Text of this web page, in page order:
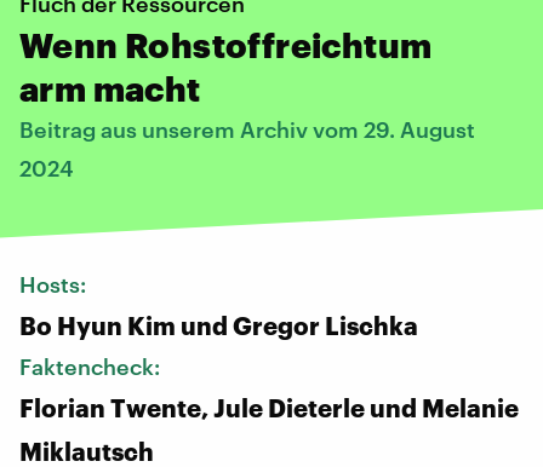
Wenn Rohstoffreichtum
arm macht
Beitrag aus unserem Archiv vom 29. August
2024
Hosts:
Bo Hyun Kim und Gregor Lischka
Faktencheck:
Florian Twente, Jule Dieterle und Melanie
Miklautsch